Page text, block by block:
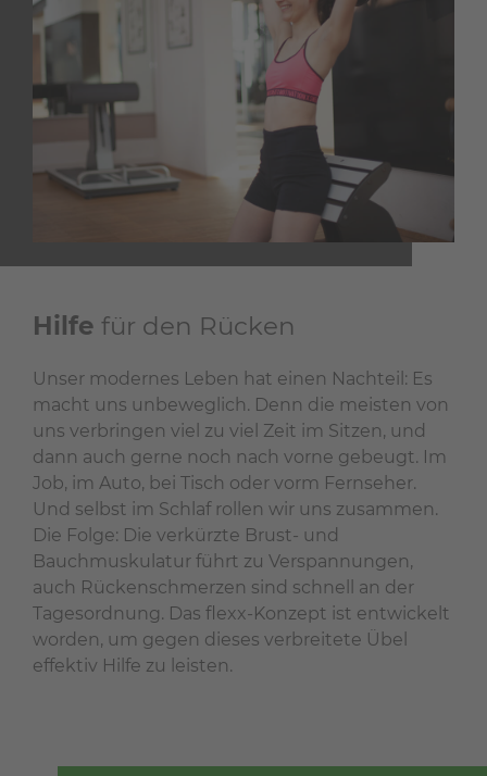
Hilfe für den Rücken
Unser modernes Leben hat einen Nachteil: Es
macht uns unbeweglich. Denn die meisten von
uns verbringen viel zu viel Zeit im Sitzen, und
dann auch gerne noch nach vorne gebeugt. Im
Job, im Auto, bei Tisch oder vorm Fernseher.
Und selbst im Schlaf rollen wir uns zusammen.
Die Folge: Die verkürzte Brust- und
Bauchmuskulatur führt zu Verspannungen,
auch Rückenschmerzen sind schnell an der
Tagesordnung. Das flexx-Konzept ist entwickelt
worden, um gegen dieses verbreitete Übel
effektiv Hilfe zu leisten.